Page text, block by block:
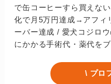
で缶コーヒーすら買えな
化で月5万円達成→アフィ
ーバー達成 / 愛犬コジロ
にかかる手術代・薬代を
\ プロ